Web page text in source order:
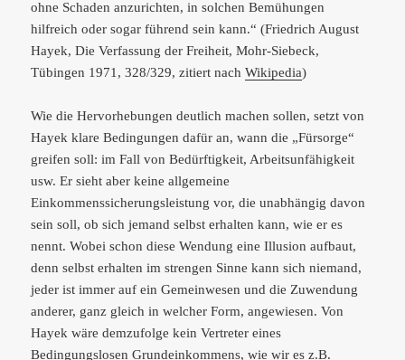
ohne Schaden anzurichten, in solchen Bemühungen
hilfreich oder sogar führend sein kann.“ (Friedrich August
Hayek, Die Verfassung der Freiheit, Mohr-Siebeck,
Tübingen 1971, 328/329, zitiert nachWikipedia)
Wie die Hervorhebungen deutlich machen sollen, setzt von
Hayek klare Bedingungen dafür an, wann die „Fürsorge“
greifen soll: im Fall von Bedürftigkeit, Arbeitsunfähigkeit
usw. Er sieht aber keine allgemeine
Einkommenssicherungsleistung vor, die unabhängig davon
sein soll, ob sich jemand selbst erhalten kann, wie er es
nennt. Wobei schon diese Wendung eine Illusion aufbaut,
denn selbst erhalten im strengen Sinne kann sich niemand,
jeder ist immer auf ein Gemeinwesen und die Zuwendung
anderer, ganz gleich in welcher Form, angewiesen. Von
Hayek wäre demzufolge kein Vertreter eines
Bedingungslosen Grundeinkommens, wie wir es z.B.